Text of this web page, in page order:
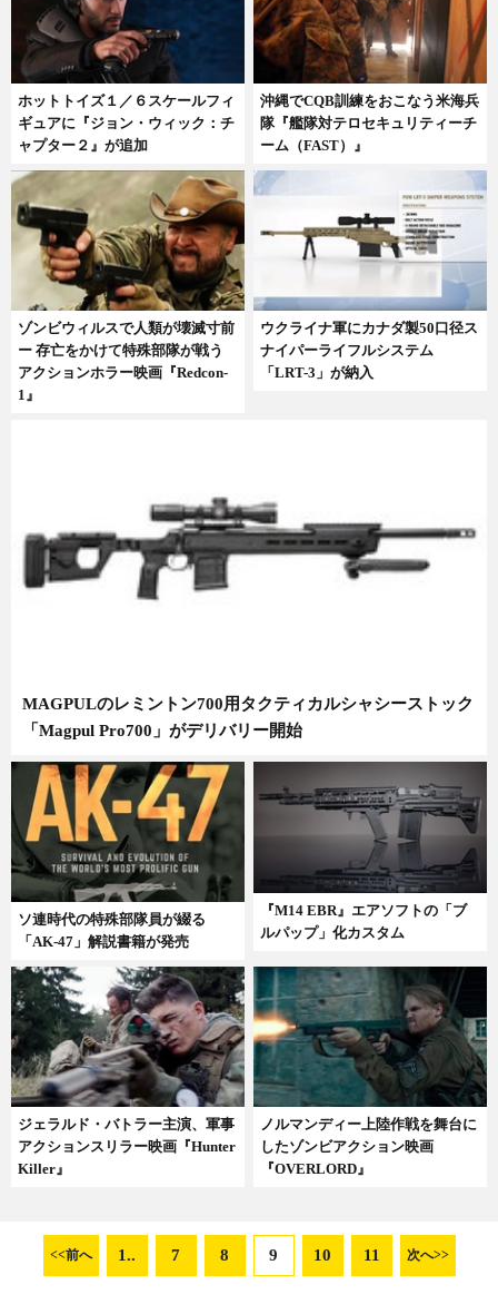
ホットトイズ１／６スケールフィ
ギュアに『ジョン・ウィック：チ
ャプター２』が追加
沖縄でCQB訓練をおこなう米海兵
隊『艦隊対テロセキュリティーチ
ーム（FAST）』
ゾンビウィルスで人類が壊滅寸前
ー 存亡をかけて特殊部隊が戦う
アクションホラー映画『Redcon-
1』
ウクライナ軍にカナダ製50口径ス
ナイパーライフルシステム
「LRT-3」が納入
MAGPULのレミントン700用タクティカルシャシーストック
「Magpul Pro700」がデリバリー開始
ソ連時代の特殊部隊員が綴る
「AK-47」解説書籍が発売
『M14 EBR』エアソフトの「ブ
ルパップ」化カスタム
ジェラルド・バトラー主演、軍事
アクションスリラー映画『Hunter
Killer』
ノルマンディー上陸作戦を舞台に
したゾンビアクション映画
『OVERLORD』
<<前へ 1.. 7 8 9 10 11 次へ>>